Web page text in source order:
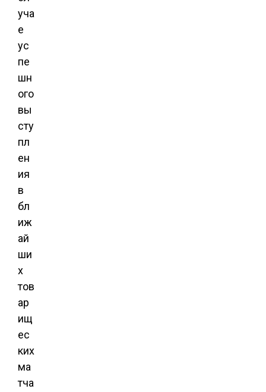
уча
е
ус
пе
шн
ого
вы
сту
пл
ен
ия
в
бл
иж
ай
ши
х
тов
ар
ищ
ес
ких
ма
тча